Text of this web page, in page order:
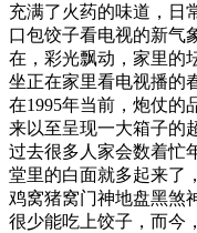
充满了火药的味道，日
口包饺子看电视的新气
在，彩光飘动，家里的
坐正在家里看电视播的
在1995年当前，炮仗的
来以至呈现一大箱子的
过去很多人家会数着忙
堂里的白面就多起来了
鸡窝猪窝门神地盘黑煞
很少能吃上饺子，而今